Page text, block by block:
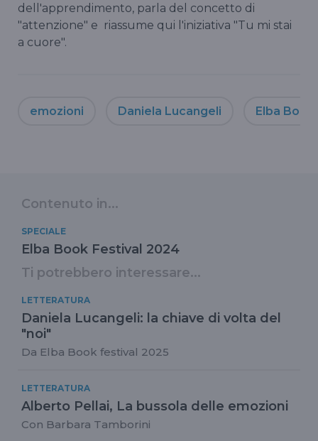
dell'apprendimento, parla del concetto di
"attenzione" e riassume qui l'iniziativa "Tu mi stai
a cuore".
emozioni Daniela Lucangeli Elba
Contenuto in...
SPECIALE
Elba Book Festival 2024
Ti potrebbero interessare...
LETTERATURA
Daniela Lucangeli: la chiave di volta del
"noi"
Da Elba Book festival 2025
LETTERATURA
Alberto Pellai, La bussola delle emozioni
Con Barbara Tamborini